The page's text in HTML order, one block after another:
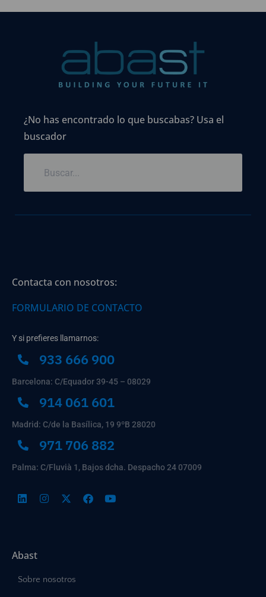
¿No has encontrado lo que buscabas? Usa el
buscador
Contacta con nosotros:
FORMULARIO DE CONTACTO
Y si prefieres llamarnos:
933 666 900
Barcelona: C/Equador 39-45 – 08029
914 061 601
Madrid: C/de la Basílica, 19 9ºB 28020
971 706 882
Palma: C/Fluvià 1, Bajos dcha. Despacho 24 07009
Abast
Sobre nosotros